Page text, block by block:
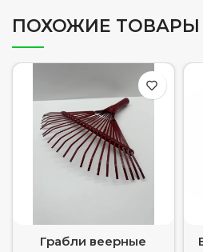
ПОХОЖИЕ ТОВАРЫ
Грабли веерные